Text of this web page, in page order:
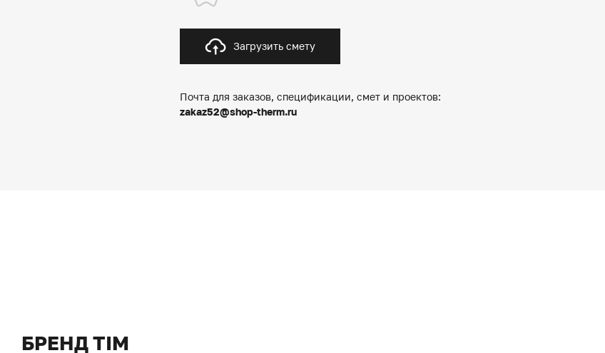
Загрузить смету
Почта для заказов, спецификации, смет и проектов:
zakaz52@shop-therm.ru
БРЕНД TIM